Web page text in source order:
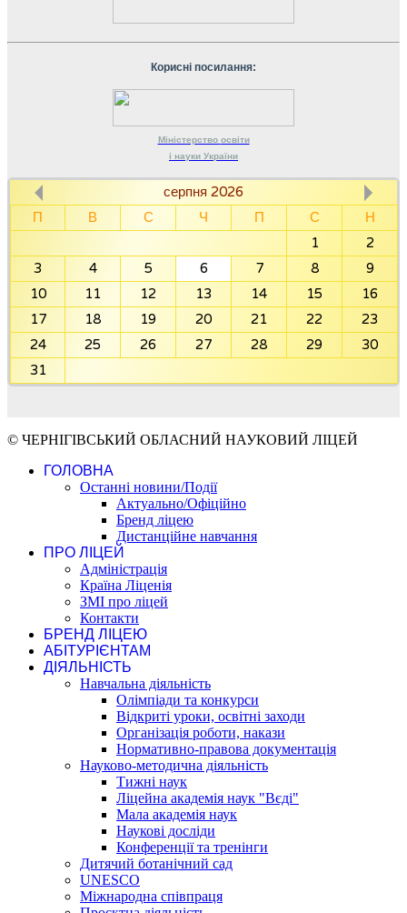
Корисні посилання:
Міністерство освіти
і науки України
серпня 2026
П
В С Ч П С
Н
1
2
3
4 5 6 7 8
9
10
11 12 13 14 15
16
17
18 19 20 21 22
23
24
25 26 27 28 29
30
31
© ЧЕРНІГІВСЬКИЙ ОБЛАСНИЙ НАУКОВИЙ ЛІЦЕЙ
ГОЛОВНА
Останні новини/Події
Актуально/Офіційно
Бренд ліцею
Дистанційне навчання
ПРО ЛІЦЕЙ
Адміністрація
Країна Ліценія
ЗМІ про ліцей
Контакти
БРЕНД ЛІЦЕЮ
АБІТУРІЄНТАМ
ДІЯЛЬНІСТЬ
Навчальна діяльність
Олімпіади та конкурси
Відкриті уроки, освітні заходи
Організація роботи, накази
Нормативно-правова документація
Науково-методична діяльність
Тижні наук
Ліцейна академія наук "Вєді"
Мала академія наук
Наукові досліди
Конференції та тренінги
Дитячий ботанічний сад
UNESCO
Міжнародна співпраця